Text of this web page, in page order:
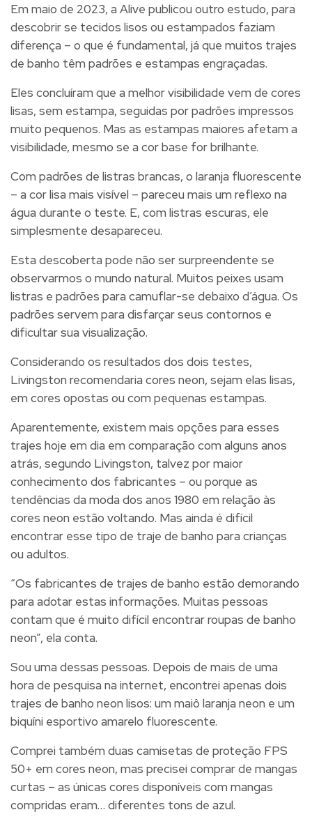
Em maio de 2023, a Alive publicou outro estudo, para
descobrir se tecidos lisos ou estampados faziam
diferença – o que é fundamental, já que muitos trajes
de banho têm padrões e estampas engraçadas.
Eles concluíram que a melhor visibilidade vem de cores
lisas, sem estampa, seguidas por padrões impressos
muito pequenos. Mas as estampas maiores afetam a
visibilidade, mesmo se a cor base for brilhante.
Com padrões de listras brancas, o laranja fluorescente
– a cor lisa mais visível – pareceu mais um reflexo na
água durante o teste. E, com listras escuras, ele
simplesmente desapareceu.
Esta descoberta pode não ser surpreendente se
observarmos o mundo natural. Muitos peixes usam
listras e padrões para camuflar-se debaixo d’água. Os
padrões servem para disfarçar seus contornos e
dificultar sua visualização.
Considerando os resultados dos dois testes,
Livingston recomendaria cores neon, sejam elas lisas,
em cores opostas ou com pequenas estampas.
Aparentemente, existem mais opções para esses
trajes hoje em dia em comparação com alguns anos
atrás, segundo Livingston, talvez por maior
conhecimento dos fabricantes – ou porque as
tendências da moda dos anos 1980 em relação às
cores neon estão voltando. Mas ainda é difícil
encontrar esse tipo de traje de banho para crianças
ou adultos.
“Os fabricantes de trajes de banho estão demorando
para adotar estas informações. Muitas pessoas
contam que é muito difícil encontrar roupas de banho
neon”, ela conta.
Sou uma dessas pessoas. Depois de mais de uma
hora de pesquisa na internet, encontrei apenas dois
trajes de banho neon lisos: um maiô laranja neon e um
biquíni esportivo amarelo fluorescente.
Comprei também duas camisetas de proteção FPS
50+ em cores neon, mas precisei comprar de mangas
curtas – as únicas cores disponíveis com mangas
compridas eram… diferentes tons de azul.